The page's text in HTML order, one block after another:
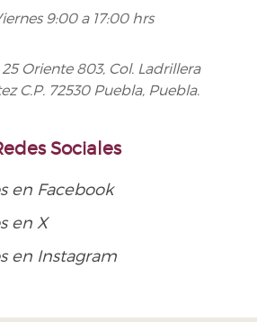
9:00 a 17:00 hrs
Oriente 803, Col. Ladrillera
C.P. 72530 Puebla, Puebla.
Sociales
en Facebook
en X
en Instagram